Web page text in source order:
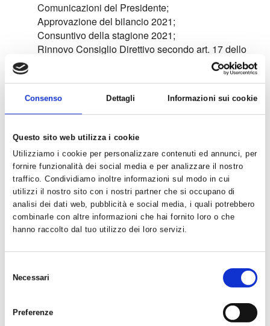
Consenso Dettagli Informazioni sui cookie
Questo sito web utilizza i cookie
Utilizziamo i cookie per personalizzare contenuti ed annunci, per
fornire funzionalità dei social media e per analizzare il nostro
traffico. Condividiamo inoltre informazioni sul modo in cui
utilizzi il nostro sito con i nostri partner che si occupano di
analisi dei dati web, pubblicità e social media, i quali potrebbero
combinarle con altre informazioni che hai fornito loro o che
hanno raccolto dal tuo utilizzo dei loro servizi.
delNecessari
Preferenze
Comunicazioni del Presidente;
Approvazione del bilancio 2021;
Consuntivo della stagione 2021;
Rinnovo Consiglio Direttivo secondo art. 17 dello
La riunione si è svolta da remoto sulla piattaforma Skype
bilancio consuntivo 2021, ha preso atto delle dimissioni
di parte del Consiglio Direttivo in carica e ha quindi ha
provveduto al rinnovo del Consiglio Direttivo che risulta
così composto:
-Presidente: Orsato Mirco
-Vice Presidente Vicario: Gioppo Susanna
-Vice Presidente: Lesca Luca
-Consigliere: Baron Moreno
-Consigliere: Battistin Giulia
-
-
Risultano inoltre eletti:
- Sartori Marco Alberto:
Rappresentante Tecnici